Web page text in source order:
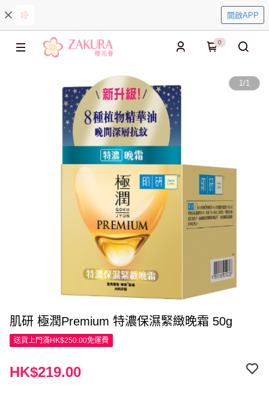
開啟APP
0
1/1
肌研 極潤Premium 特濃保濕緊緻晚霜 50g
送貨上門滿HK$250.00免運費
HK$219.00